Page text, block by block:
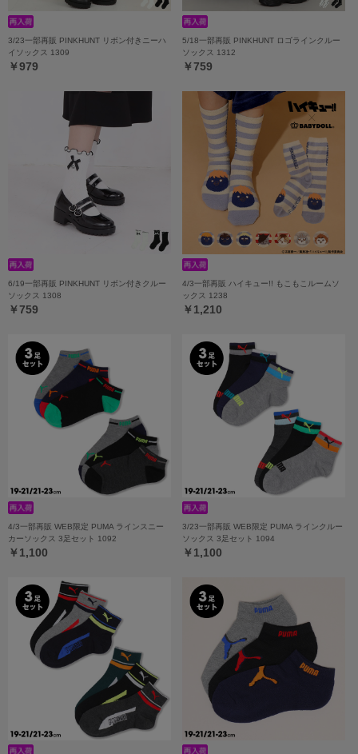
3/23一部再販 PINKHUNT リボン付きニーハ
イソックス 1309
￥979
5/18一部再販 PINKHUNT ロゴラインクルー
ソックス 1312
￥759
6/19一部再販 PINKHUNT リボン付きクルー
ソックス 1308
￥759
4/3一部再販 ハイキュー!! もこもこルームソ
ックス 1238
￥1,210
4/3一部再販 WEB限定 PUMA ラインスニー
カーソックス 3足セット 1092
￥1,100
3/23一部再販 WEB限定 PUMA ラインクルー
ソックス 3足セット 1094
￥1,100